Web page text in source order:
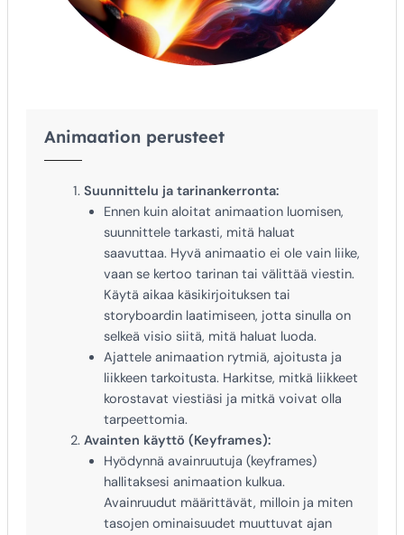
Animaation perusteet
Suunnittelu ja tarinankerronta:
Ennen kuin aloitat animaation luomisen,
suunnittele tarkasti, mitä haluat
saavuttaa. Hyvä animaatio ei ole vain liike,
vaan se kertoo tarinan tai välittää viestin.
Käytä aikaa käsikirjoituksen tai
storyboardin laatimiseen, jotta sinulla on
selkeä visio siitä, mitä haluat luoda.
Ajattele animaation rytmiä, ajoitusta ja
liikkeen tarkoitusta. Harkitse, mitkä liikkeet
korostavat viestiäsi ja mitkä voivat olla
tarpeettomia.
Avainten käyttö (Keyframes):
Hyödynnä avainruutuja (keyframes)
hallitaksesi animaation kulkua.
Avainruudut määrittävät, milloin ja miten
tasojen ominaisuudet muuttuvat ajan